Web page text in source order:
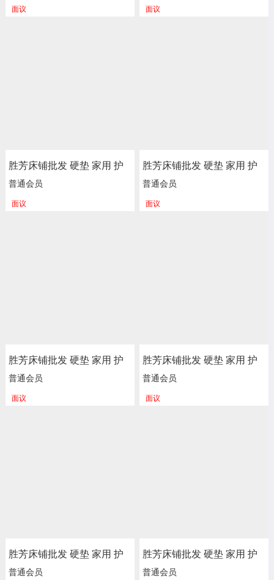
软垫 单人床垫 双人垫 学生
面议
软垫 单人床垫 双人垫 学生
面议
胜芳床铺批发 硬垫 家用 护
脊 独立 床垫 床褥子 弹簧垫
软垫 单人床垫 双人垫 学生
普通会员
面议
胜芳床铺批发 硬垫 家用 护
脊 独立 床垫 床褥子 弹簧垫
软垫 单人床垫 双人垫 学生
普通会员
面议
胜芳床铺批发 硬垫 家用 护
脊 独立 床垫 床褥子 弹簧垫
软垫 单人床垫 双人垫 学生
普通会员
面议
胜芳床铺批发 硬垫 家用 护
脊 独立 床垫 床褥子 弹簧垫
软垫 单人床垫 双人垫 学生
普通会员
面议
胜芳床铺批发 硬垫 家用 护
脊 独立 床垫 床褥子 弹簧垫
普通会员
胜芳床铺批发 硬垫 家用 护
脊 独立 床垫 床褥子 弹簧垫
普通会员